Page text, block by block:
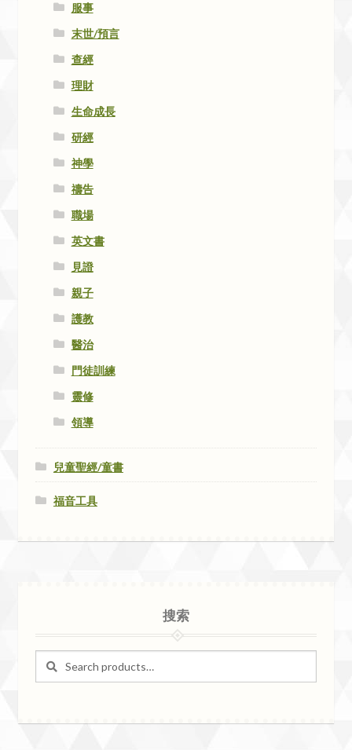
服事
末世/預言
查經
理財
生命成長
研經
神學
禱告
職場
英文書
見證
親子
護教
醫治
門徒訓練
靈修
領導
兒童聖經/童書
福音工具
搜索